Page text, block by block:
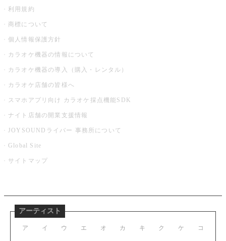
利用規約
商標について
個人情報保護方針
カラオケ機器の情報について
カラオケ機器の導入（購入・レンタル）
カラオケ店舗の皆様へ
スマホアプリ向け カラオケ採点機能SDK
ナイト店舗の開業支援情報
JOYSOUNDライバー 事務所について
Global Site
サイトマップ
アーティスト
ア イ ウ エ オ カ キ ク ケ コ